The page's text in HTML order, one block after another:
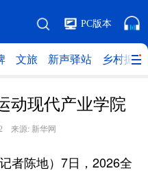
PC版本
文旅 新声驿站 乡村振兴
动现代产业学院
来源: 新华网
者陈地）7日，2026全